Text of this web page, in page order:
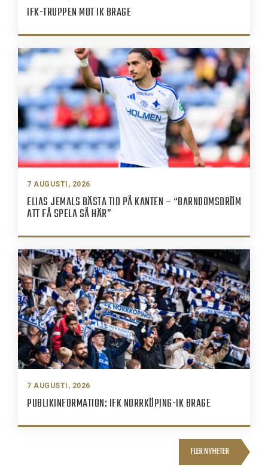
IFK-TRUPPEN MOT IK BRAGE
7 AUGUSTI, 2026
ELIAS JEMALS BÄSTA TID PÅ KANTEN – “BARNDOMSDRÖM
ATT FÅ SPELA SÅ HÄR”
7 AUGUSTI, 2026
PUBLIKINFORMATION: IFK NORRKÖPING-IK BRAGE
FLER NYHETER